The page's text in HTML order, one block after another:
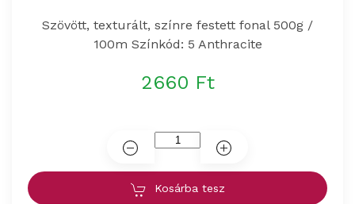
Szövött, texturált, színre festett fonal 500g /
100m Színkód: 5 Anthracite
2660 Ft
Kosárba tesz